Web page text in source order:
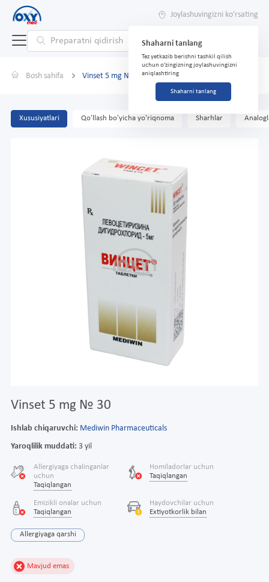
Joylashuvingizni ko'rsating
Shaharni tanlang
Tez yetkazib berishni tashkil qilish
uchun o'zingizning joylashuvingizni
aniqlashtiring
Shaharni tanlang
Bosh sahifa Vinset 5 mg № 30
Xususiyatlari Qo'llash bo'yicha yo'riqnoma Sharhlar
Vinset 5 mg № 30
Ishlab chiqaruvchi: Mediwin Pharmaceuticals
Yaroqlilik muddati: 3 yil
Allergiyaga chalinganlar
uchun
Taqiqlangan
Homiladorlar uchun
Taqiqlangan
Emizikli onalar uchun
Taqiqlangan
Haydovchilar uchun
Extiyotkorlik bilan
Allergiyaga qarshi
Mavjud emas